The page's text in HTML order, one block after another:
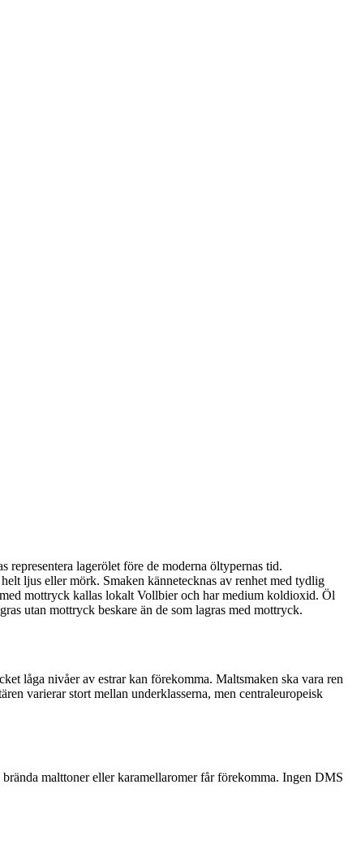
representera lagerölet före de moderna öltypernas tid.
ljus eller mörk. Smaken kännetecknas av renhet med tydlig
mottryck kallas lokalt Vollbier och har medium koldioxid. Öl
utan mottryck beskare än de som lagras med mottryck.
låga nivåer av estrar kan förekomma. Maltsmaken ska vara ren
varierar stort mellan underklasserna, men centraleuropeisk
malttoner eller karamellaromer får förekomma. Ingen DMS